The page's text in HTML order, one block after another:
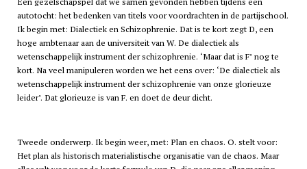
autotocht: het bedenken van titels voor voordrachten in de partijschool.
Ik begin met: Dialectiek en Schizophrenie. Dat is te kort zegt D, een
hoge ambtenaar aan de universiteit van W. De dialectiek als
wetenschappelijk instrument der schizophrenie. ‘Maar dat is F’ nog te
kort. Na veel manipuleren worden we het eens over: ‘De dialectiek als
wetenschappelijk instrument der schizophrenie van onze glorieuze
leider’. Dat glorieuze is van F. en doet de deur dicht.
Tweede onderwerp. Ik begin weer, met: Plan en chaos. O. stelt voor:
Het plan als historisch materialistische organisatie van de chaos. Maar